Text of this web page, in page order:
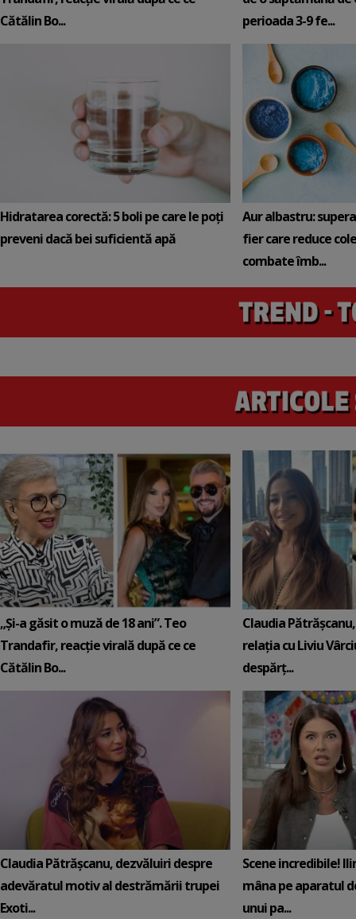
Cătălin Bo...
perioada 3-9 fe...
Hidratarea corectă: 5 boli pe care le poți
preveni dacă bei suficientă apă
Aur albastru:
fier care reduce
combate îmb...
„Și-a găsit o muză de 18 ani”. Teo
Trandafir, reacție virală după ce ce
Cătălin Bo...
Claudia
relația cu Liviu
despărț...
Claudia Pătrășcanu, dezvăluiri despre
adevăratul motiv al destrămării trupei
Exoti...
Scene incredibile!
mâna pe aparatul
unui pa...